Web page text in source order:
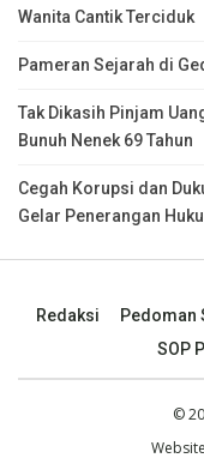
Wanita Cantik Terciduk
Pameran Sejarah di
Tak Dikasih Pinjam
Bunuh Nenek 69 Tahun
Cegah Korupsi dan
Gelar Penerangan
Redaksi Pedoman
SOP
©